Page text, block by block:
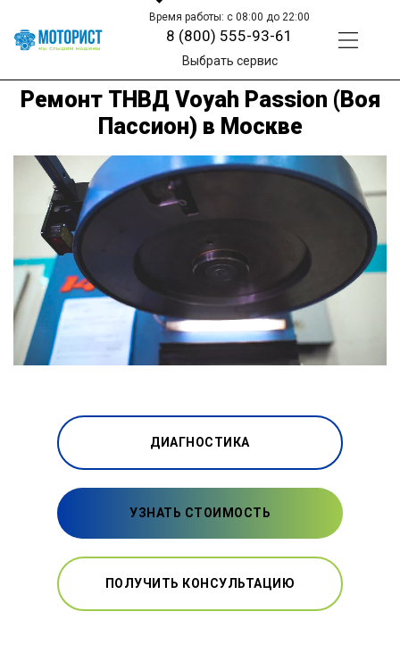
Время работы: с 08:00 до 22:00
8 (800) 555-93-61
Выбрать сервис
Ремонт ТНВД Voyah Passion (Воя
Пассион) в Москве
ДИАГНОСТИКА
УЗНАТЬ СТОИМОСТЬ
ПОЛУЧИТЬ КОНСУЛЬТАЦИЮ